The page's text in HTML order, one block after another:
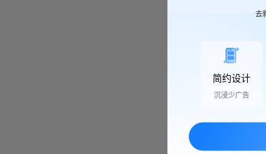
去
简约设计
沉浸少广告